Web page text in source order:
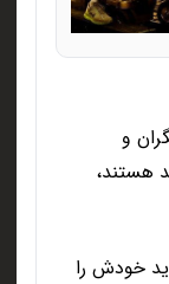
و
هستند،
خودش را